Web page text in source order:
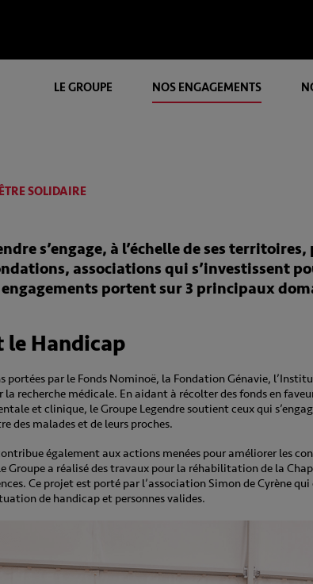
LE GROUPE NOS ENGAGEMENTS
ÊTRE SOLIDAIRE
s’engage, à l’échelle de ses
associations qui s’investissent
portent sur 3 principaux
le Handicap
portées par le Fonds Nominoë, la Fondation Génavie,
la recherche médicale. En aidant à récolter des fonds en
et clinique, le Groupe Legendre soutient ceux qui
des malades et de leurs proches.
également aux actions menées pour améliorer les
Groupe a réalisé des travaux pour la réhabilitation de la
Ce projet est porté par l’association Simon de Cyrène
de handicap et personnes valides.